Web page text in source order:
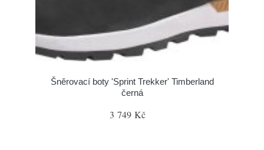
Šněrovací boty 'Sprint Trekker' Timberland
černá
3 749 Kč